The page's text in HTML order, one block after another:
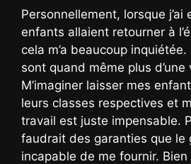
Personnellement, lorsque j’ai
enfants allaient retourner à
cela m’a beaucoup
sont quand même plus d’une
M’imaginer laisser mes
leurs classes respectives et
travail est juste impensable.
faudrait des garanties que le
incapable de me fournir.